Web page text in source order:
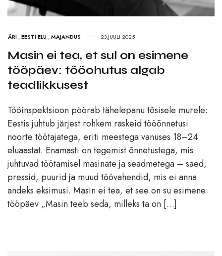
ÄRI ,EESTI ELU ,MAJANDUS 23.JUULI 2025
Masin ei tea, et sul on esimene
tööpäev: tööohutus algab
teadlikkusest
Tööinspektsioon pöörab tähelepanu tõsisele murele:
Eestis juhtub järjest rohkem raskeid tööõnnetusi
noorte töötajatega, eriti meestega vanuses 18–24
eluaastat. Enamasti on tegemist õnnetustega, mis
juhtuvad töötamisel masinate ja seadmetega – saed,
pressid, puurid ja muud töövahendid, mis ei anna
andeks eksimusi. Masin ei tea, et see on su esimene
tööpäev „Masin teeb seda, milleks ta on […]